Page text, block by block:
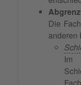
Die
anderen